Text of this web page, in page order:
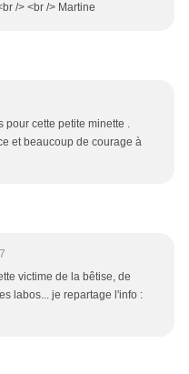
/> <br /> Martine
pour cette petite minette .
et beaucoup de courage à
victime de la bêtise, de
labos... je repartage l'info :